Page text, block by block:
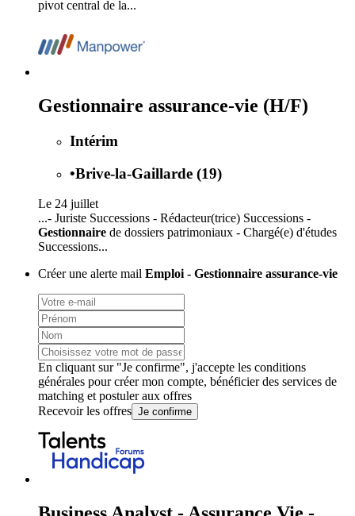
pivot central de la...
Gestionnaire assurance-vie (H/F)
Intérim
•Brive-la-Gaillarde (19)
Le 24 juillet
...- Juriste Successions - Rédacteur(trice) Successions -
Gestionnaire de dossiers patrimoniaux - Chargé(e) d'études
Successions...
Créer une alerte mail Emploi - Gestionnaire assurance-vie
En cliquant sur "Je confirme", j'accepte les conditions
générales pour créer mon compte, bénéficier des services de
matching et postuler aux offres
Recevoir les offres Je confirme